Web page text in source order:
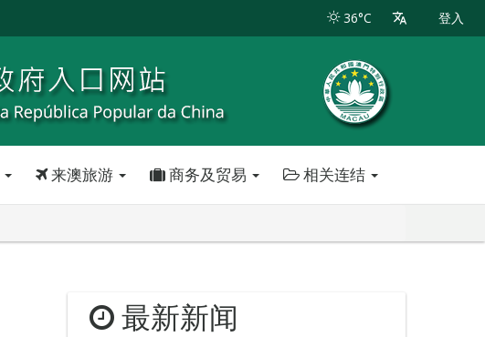
36°C 登入
来澳旅游 商务及贸易 相关连结
最新新闻